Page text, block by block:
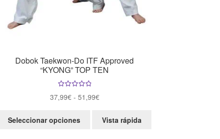
Dobok Taekwon-Do ITF Approved
“KYONG” TOP TEN
o con
37,99€ - 51,99€Rango
precios:
Seleccionar opciones
Este
producto
Vista rápida